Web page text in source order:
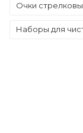
Очки
Наборы для